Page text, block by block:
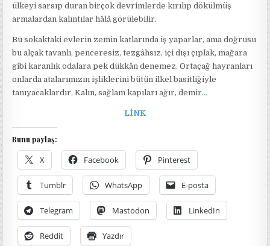
ülkeyi sarsıp duran birçok devrimlerde kırılıp dökülmüş
armalardan kalıntılar hâlâ görülebilir.
Bu sokaktaki evlerin zemin katlarında iş yaparlar, ama doğrusu
bu alçak tavanlı, penceresiz, tezgâhsız, içi dışı çıplak, mağara
gibi karanlık odalara pek dükkân denemez. Ortaçağ hayranları
onlarda atalarımızın işliklerini bütün ilkel basitliğiyle
tanıyacaklardır. Kalın, sağlam kapıları ağır, demir…
LİNK
Bunu paylaş:
X Facebook Pinterest
Tumblr WhatsApp E-posta
Telegram Mastodon LinkedIn
Reddit Yazdır